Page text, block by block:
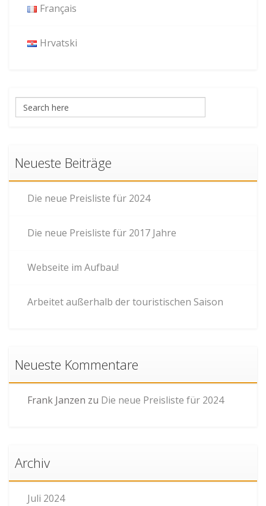
Français
Hrvatski
Neueste Beiträge
Die neue Preisliste für 2024
Die neue Preisliste für 2017 Jahre
Webseite im Aufbau!
Arbeitet außerhalb der touristischen Saison
Neueste Kommentare
Frank Janzen zu Die neue Preisliste für 2024
Archiv
Juli 2024